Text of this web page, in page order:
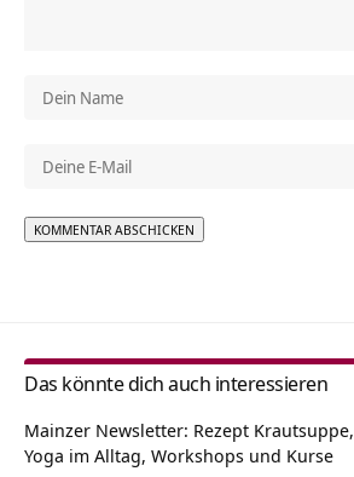
Das könnte dich auch interessieren
Mainzer Newsletter: Rezept Krautsuppe,
Yoga im Alltag, Workshops und Kurse